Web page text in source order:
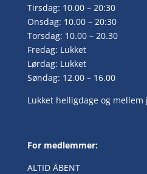
Tirsdag: 10.00 – 20:30
Onsdag: 10.00 – 20:30
Torsdag: 10.00 – 20.30
Fredag: Lukket
Lørdag: Lukket
Søndag: 12.00 – 16.00
Lukket helligdage og mellem
For medlemmer:
ALTID ÅBENT